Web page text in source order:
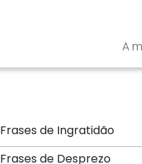
A
Frases de Ingratidão
Frases de Desprezo